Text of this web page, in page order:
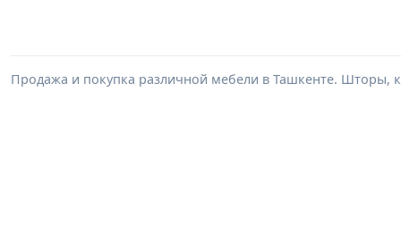
Продажа и покупка различной мебели в Ташкенте. Шторы,